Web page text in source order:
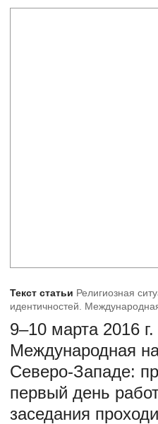
Текст статьи Религиозная
идентичностей.
9–10 марта 2016
Международная
Северо-Западе:
первый день
заседания